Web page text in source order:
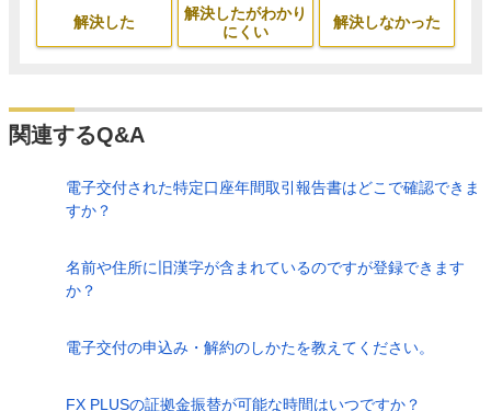
解決した
解決したがわかり
にくい
解決しなかった
関連するQ&A
電子交付された特定口座年間取引報告書はどこで確認できま
すか？
名前や住所に旧漢字が含まれているのですが登録できます
か？
電子交付の申込み・解約のしかたを教えてください。
FX PLUSの証拠金振替が可能な時間はいつですか？